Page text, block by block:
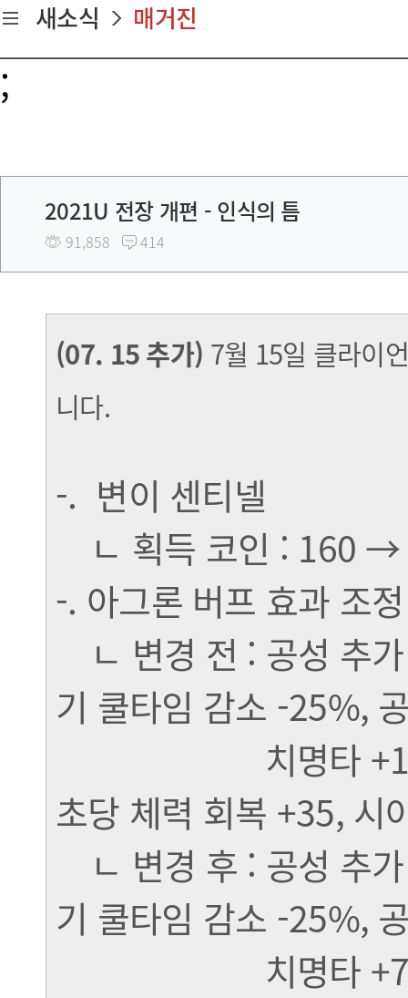
새소식 매거진
;
2021U 전장 개편 - 인식의 틈
91,858 414
(07. 15 추가) 7월 15일 클라이
니다.
-. 변이 센티넬
ㄴ 획득 코인 : 160
-. 아그론 버프 효과 조정
ㄴ 변경 전 : 공성 추
기 쿨타임 감소 -25%,
치명타 +15%, 체
초당 체력 회복 +35, 시
ㄴ 변경 후 : 공성 추
기 쿨타임 감소 -25%,
치명타 +7%, 체